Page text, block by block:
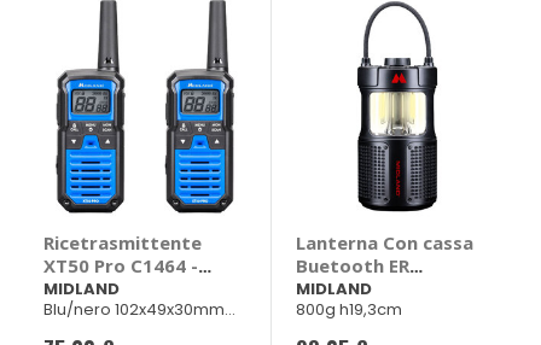
Ricetrasmittente
XT50 Pro C1464 -
MIDLAND
MIDLAND
Blu/nero 102x49x30mm
Lanterna Con cassa
Buetooth ER
Lantern - MIDLAND
MIDLAND
800g h19,3cm